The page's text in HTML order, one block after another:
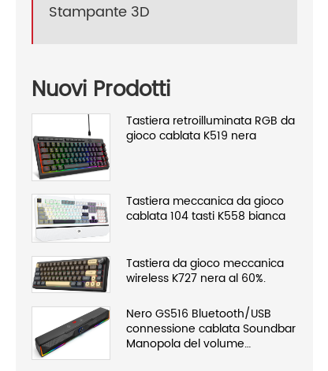
Stampante 3D
Nuovi Prodotti
Tastiera retroilluminata RGB da
gioco cablata K519 nera
Tastiera meccanica da gioco
cablata 104 tasti K558 bianca
Tastiera da gioco meccanica
wireless K727 nera al 60%.
Nero GS516 Bluetooth/USB
connessione cablata Soundbar
Manopola del volume